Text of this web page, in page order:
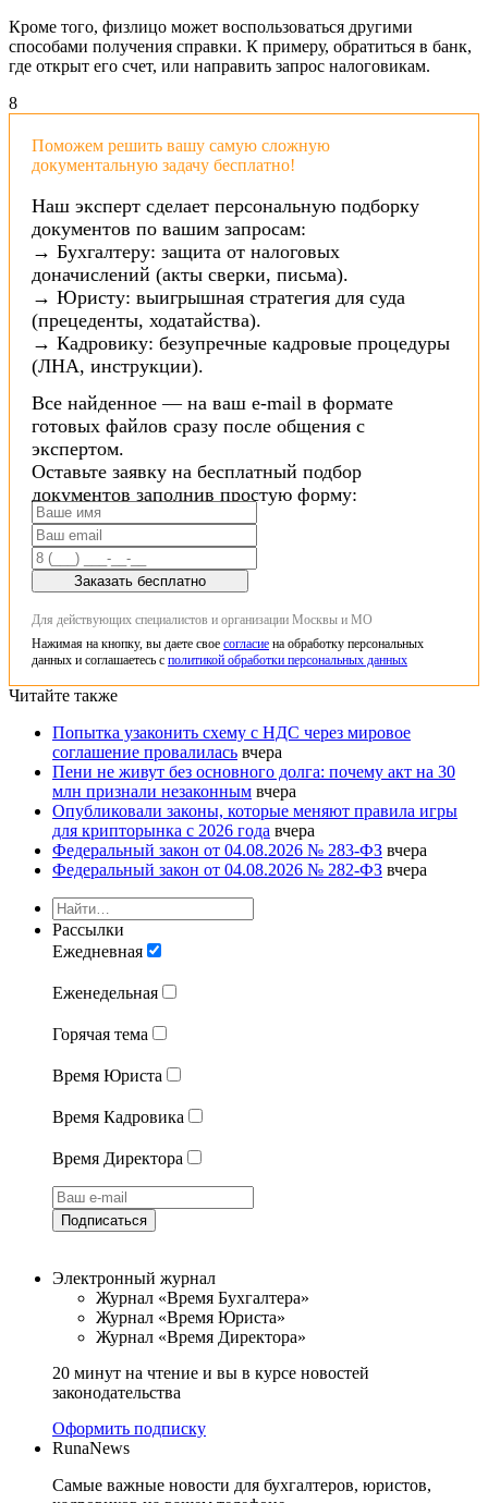
Кроме того, физлицо может воспользоваться другими
способами получения справки. К примеру, обратиться в банк,
где открыт его счет, или направить запрос налоговикам.
8
Поможем решить вашу самую сложную
документальную задачу бесплатно!
Наш эксперт сделает персональную подборку
документов по вашим запросам:
→ Бухгалтеру: защита от налоговых
доначислений (акты сверки, письма).
→ Юристу: выигрышная стратегия для суда
(прецеденты, ходатайства).
→ Кадровику: безупречные кадровые процедуры
(ЛНА, инструкции).
Все найденное — на ваш e-mail в формате
готовых файлов сразу после общения с
экспертом.
Оставьте заявку на бесплатный подбор
документов заполнив простую форму:
Заказать бесплатно
Для действующих специалистов и организации Москвы и МО
Нажимая на кнопку, вы даете свое согласие на обработку персональных
данных и соглашаетесь с политикой обработки персональных данных
Читайте также
Попытка узаконить схему с НДС через мировое
соглашение провалилась вчера
Пени не живут без основного долга: почему акт на 30
млн признали незаконным вчера
Опубликовали законы, которые меняют правила игры
для крипторынка с 2026 года вчера
Федеральный закон от 04.08.2026 № 283-ФЗ вчера
Федеральный закон от 04.08.2026 № 282-ФЗ вчера
Рассылки
Ежедневная
Еженедельная
Горячая тема
Время Юриста
Время Кадровика
Время Директора
Подписаться
Электронный журнал
Журнал «Время Бухгалтера»
Журнал «Время Юриста»
Журнал «Время Директора»
20 минут на чтение и вы в курсе новостей
законодательства
Оформить подписку
RunaNews
Самые важные новости для бухгалтеров, юристов,